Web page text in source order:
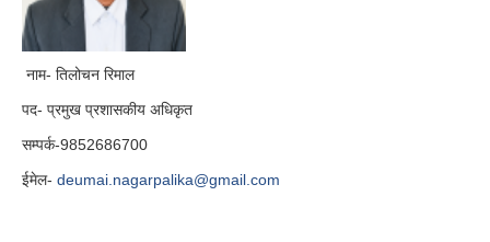
नाम- तिलोचन रिमाल
पद- प्रमुख प्रशासकीय अधिकृत
सम्पर्क-9852686700
ईमेल- deumai.nagarpalika@gmail.com